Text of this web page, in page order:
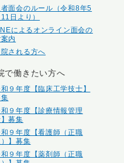
面会のルール（令和8年5
日より）
によるオンライン面会の
内
される方へ
で働きたい方へ
９年度【臨床工学技士】
９年度【診療情報管理
募集
９年度【看護師（正職
】募集
９年度【薬剤師（正職